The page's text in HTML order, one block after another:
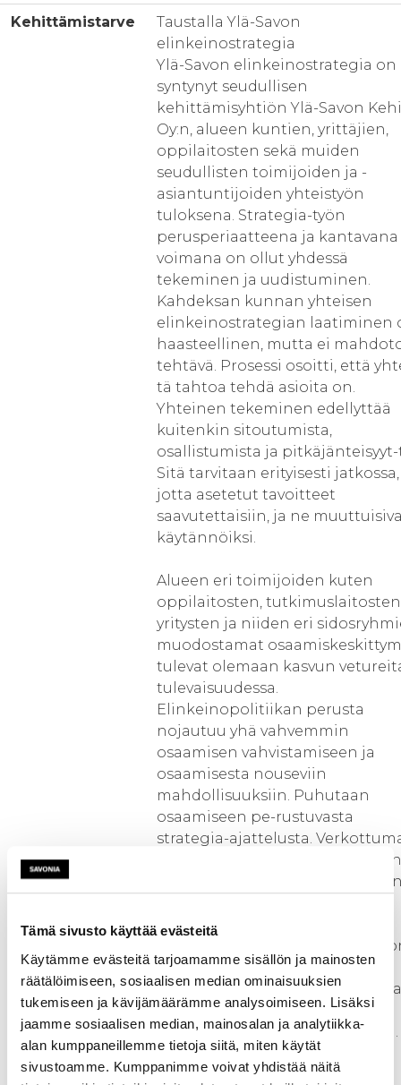
Tämä sivusto käyttää evästeitä
Käytämme evästeitä tarjoamamme sisällön ja mainosten
räätälöimiseen, sosiaalisen median ominaisuuksien
tukemiseen ja kävijämäärämme analysoimiseen. Lisäksi
jaamme sosiaalisen median, mainosalan ja analytiikka-
alan kumppaneillemme tietoja siitä, miten käytät
sivustoamme. Kumppanimme voivat yhdistää näitä
Kehittämistarve
Taustalla Ylä-Savon
elinkeinostrategia
Ylä-Savon elinkeinostrategia on
syntynyt seudullisen
kehittämisyhtiön Ylä-Savon
Oy:n, alueen kuntien, yrittäjien,
oppilaitosten sekä muiden
seudullisten toimijoiden ja -
asiantuntijoiden yhteistyön
tuloksena. Strategia-työn
perusperiaatteena ja kantavana
voimana on ollut yhdessä
tekeminen ja uudistuminen.
Kahdeksan kunnan yhteisen
elinkeinostrategian laatiminen
haasteellinen, mutta ei
tehtävä. Prosessi osoitti, että
tä tahtoa tehdä asioita on.
Yhteinen tekeminen edellyttää
kuitenkin sitoutumista,
osallistumista ja pitkäjänteisyyt-
Sitä tarvitaan erityisesti jatkossa,
jotta asetetut tavoitteet
saavutettaisiin, ja ne
käytännöiksi.
Alueen eri toimijoiden kuten
oppilaitosten,
yritysten ja niiden eri
muodostamat
tulevat olemaan kasvun
tulevaisuudessa.
Elinkeinopolitiikan perusta
nojautuu yhä vahvemmin
osaamisen vahvistamiseen ja
osaamisesta nouseviin
mahdollisuuksiin. Puhutaan
osaamiseen pe-rustuvasta
strategia-ajattelusta.
myös globaalit toimijat ja niiden
osaaminen tuodaan
Yhdistämällä voimansa Ylä-
kunnat ja toimijat voivat
tulevaisuudessa paremmin
jatkuvasti muuttu-van
toimintaympäristön haasteisiin.
Vain uudistumalla ja vanhoja
rakenteita ja uskomuksia